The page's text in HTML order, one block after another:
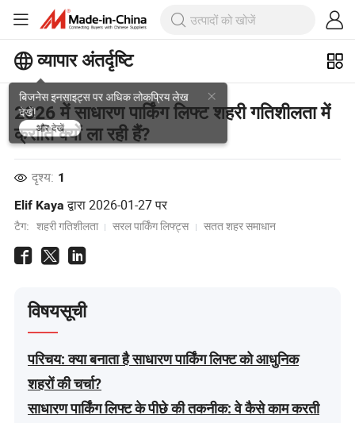
व्यापार अंतर्दृष्टि
बिजनेस इनसाइट्स पर अधिक लोकप्रिय लेख
देखें!
और देखें
2026 में साधारण पार्किंग लिफ्ट शहरी गतिशीलता में
क्रांति क्यों ला रही हैं?
दृश्य: 1
Elif Kaya द्वारा2026-01-27पर
टैग: शहरी गतिशीलता सरल पार्किंग लिफ्ट्स सतत शहर समाधान
विषयसूची
परिचय: क्या बनाता है साधारण पार्किंग लिफ्ट को आधुनिक
शहरों की चर्चा?
साधारण पार्किंग लिफ्ट के पीछे की तकनीक: वे कैसे काम करती